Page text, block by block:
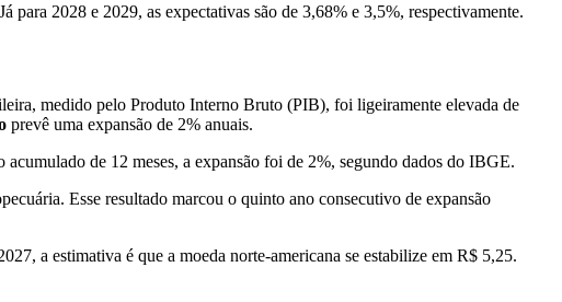
para 2028 e 2029, as expectativas são de 3,68% e 3,5%, respectivamente.
medido pelo Produto Interno Bruto (PIB), foi ligeiramente elevada de
prevê uma expansão de 2% anuais.
de 12 meses, a expansão foi de 2%, segundo dados do IBGE.
Esse resultado marcou o quinto ano consecutivo de expansão
a estimativa é que a moeda norte-americana se estabilize em R$ 5,25.